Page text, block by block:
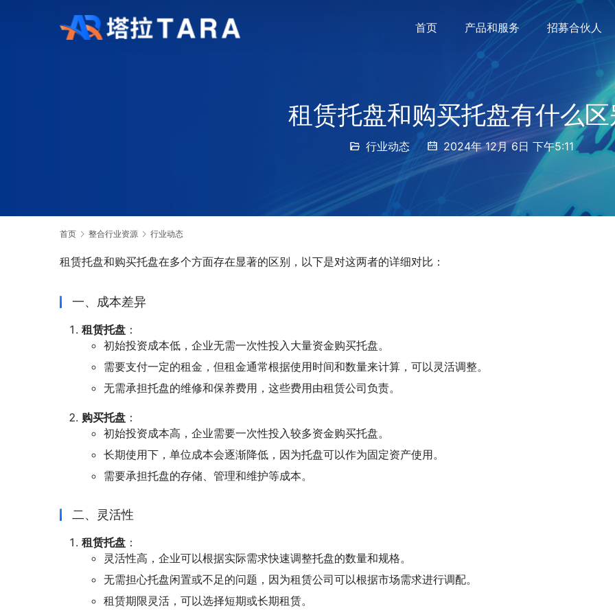
首页 产品和服务 招募合伙人
租赁托盘和购买托盘有什么
行业动态 2024年 12月 6日 下午5:11
首页 整合行业资源 行业动态
租赁托盘和购买托盘在多个方面存在显著的区别，以下是对这两者的详细对比：
一、成本差异
租赁托盘 ：
初始投资成本低，企业无需一次性投入大量资金购买托盘。
需要支付一定的租金，但租金通常根据使用时间和数量来计算，可以灵活调整。
无需承担托盘的维修和保养费用，这些费用由租赁公司负责。
购买托盘 ：
初始投资成本高，企业需要一次性投入较多资金购买托盘。
长期使用下，单位成本会逐渐降低，因为托盘可以作为固定资产使用。
需要承担托盘的存储、管理和维护等成本。
二、灵活性
租赁托盘 ：
灵活性高，企业可以根据实际需求快速调整托盘的数量和规格。
无需担心托盘闲置或不足的问题，因为租赁公司可以根据市场需求进行调配。
租赁期限灵活，可以选择短期或长期租赁。